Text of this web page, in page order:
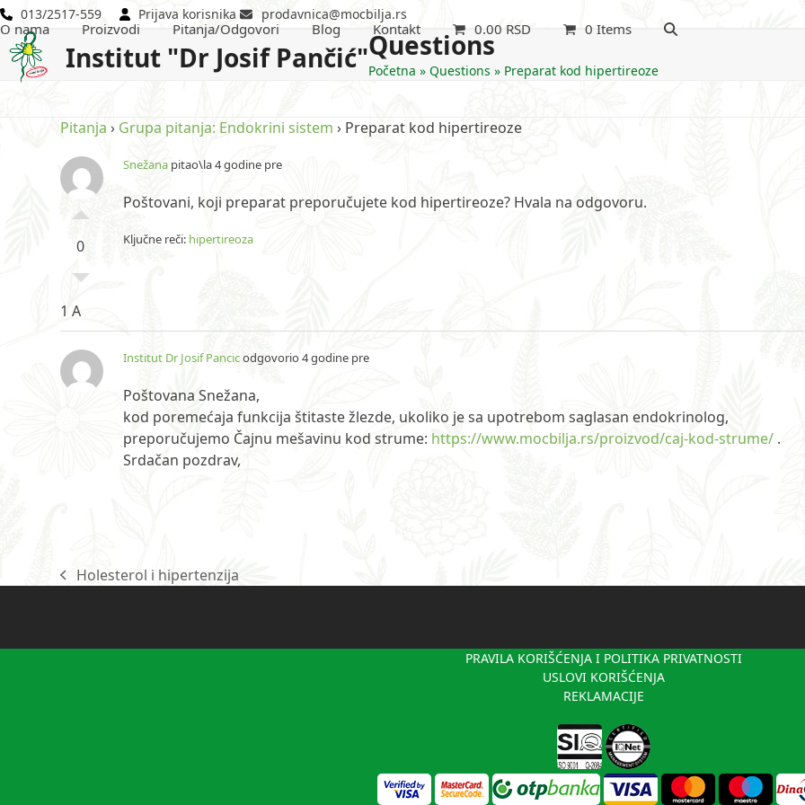
Skip
to
content
013/2517-559 Prijava korisnika prodavnica@mocbilja.rs
Institut "Dr Josif Pančić"
O nama Proizvodi Pitanja/Odgovori Blog Kontakt 0.00 RSD 0 Items
Questions
Početna » Questions » Preparat kod hipertireoze
Pitanja › Grupa pitanja: Endokrini sistem › Preparat kod hipertireoze
0
Snežana pitao\la 4 godine pre
Poštovani, koji preparat preporučujete kod hipertireoze? Hvala na odgovoru.
Ključne reči: hipertireoza
1 A
Institut Dr Josif Pancicodgovorio 4 godine pre
Poštovana Snežana,
kod poremećaja funkcija štitaste žlezde, ukoliko je sa upotrebom saglasan endokrinolog,
preporučujemo Čajnu mešavinu kod strume: https://www.mocbilja.rs/proizvod/caj-kod-strume/ .
Srdačan pozdrav,
previous
Holesterol i hipertenzija
PRAVILA KORIŠĆENJA I POLITIKA PRIVATNOSTI
USLOVI KORIŠĆENJA
REKLAMACIJE